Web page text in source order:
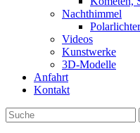
Nachthimmel
Polarlichter
Videos
Kunstwerke
3D-Modelle
Anfahrt
Kontakt